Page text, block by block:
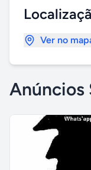
Ver no
Anúncios